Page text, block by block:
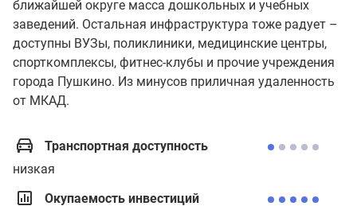
ближайшей округе масса дошкольных и учебных
заведений. Остальная инфраструктура тоже радует –
доступны ВУЗы, поликлиники, медицинские центры,
спорткомплексы, фитнес-клубы и прочие учреждения
города Пушкино. Из минусов приличная удаленность
от МКАД.
Транспортная доступность
низкая
Окупаемость инвестиций